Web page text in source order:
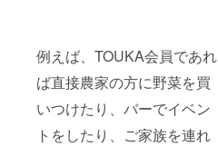
例えば、TOUKA会員であれ
ば直接農家の方に野菜を買
いつけたり、バーでイベン
トをしたり、ご家族を連れ